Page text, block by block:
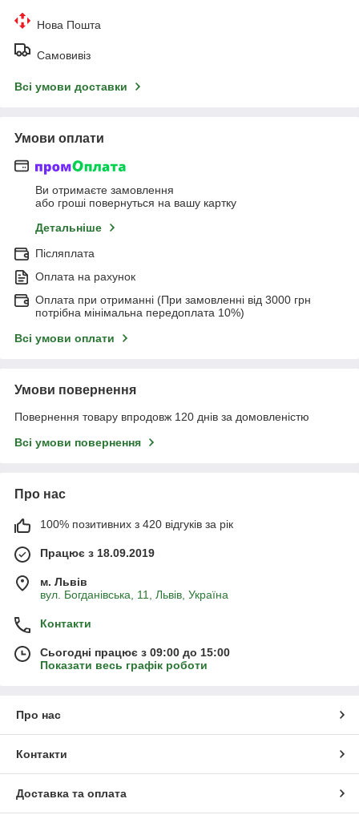
Нова Пошта
Самовивіз
Всі умови доставки
Умови оплати
Ви отримаєте замовлення
або гроші повернуться на вашу картку
Детальніше
Післяплата
Оплата на рахунок
Оплата при отриманні (При замовленні від 3000 грн
потрібна мінімальна передоплата 10%)
Всі умови оплати
Умови повернення
Повернення товару впродовж 120 днів за домовленістю
Всі умови повернення
Про нас
100% позитивних з 420 відгуків за рік
Працює з 18.09.2019
м. Львів
вул. Богданівська, 11, Львів, Україна
Контакти
Сьогодні працює з 09:00 до 15:00
Показати весь графік роботи
Про нас
Контакти
Доставка та оплата